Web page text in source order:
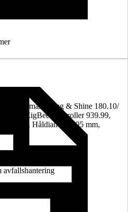
Paulmann Plug & Shine 180.10/
Shine ZigBee Controller 939.99,
80 mm, Håldiameter: 95 mm,
avfallshantering